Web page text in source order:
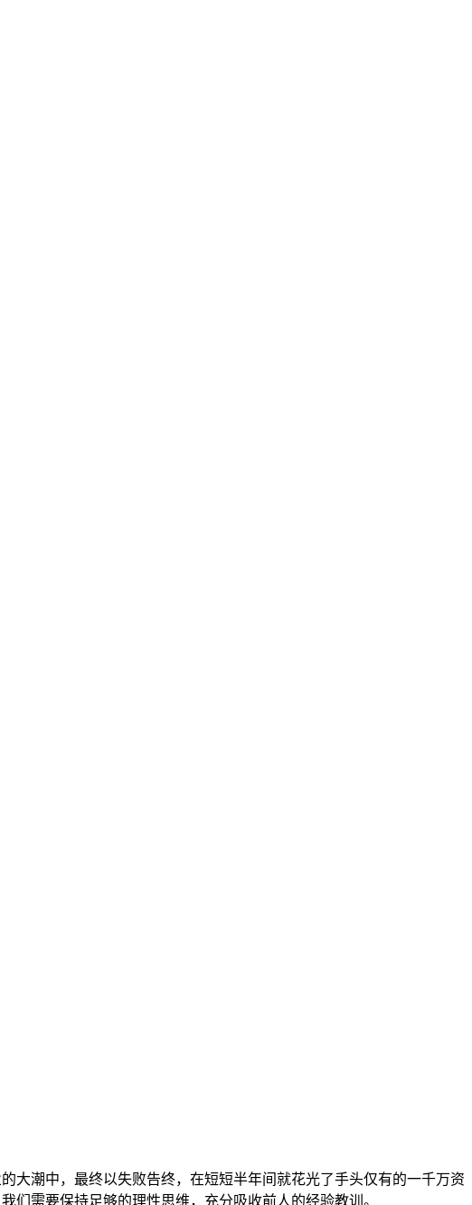
大潮中，最终以失败告终，在短短半年间就花光了手头仅有的一千万资
需要保持足够的理性思维，充分吸收前人的经验教训。